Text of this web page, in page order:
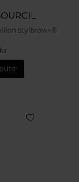
stylbrow+®